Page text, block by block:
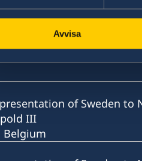
Avvisa
of Sweden to
III
Belgium